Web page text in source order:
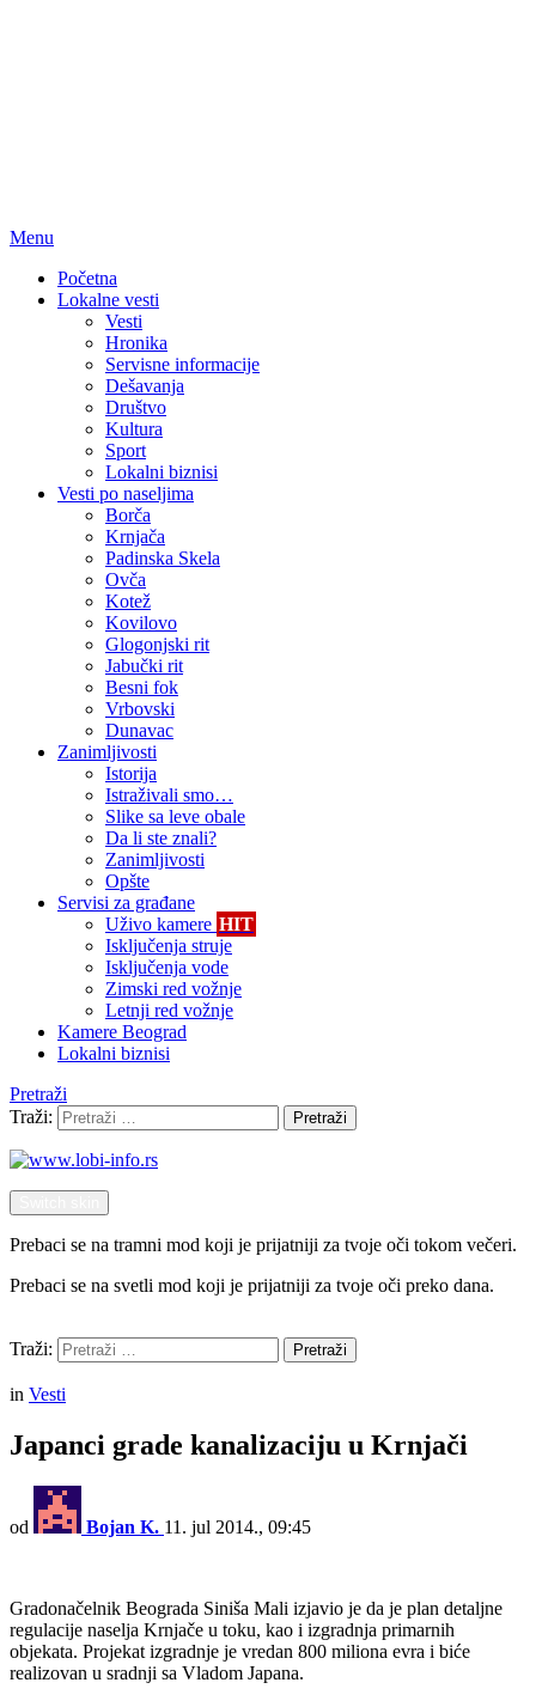
Menu
Početna
Lokalne vesti
Vesti
Hronika
Servisne informacije
Dešavanja
Društvo
Kultura
Sport
Lokalni biznisi
Vesti po naseljima
Borča
Krnjača
Padinska Skela
Ovča
Kotež
Kovilovo
Glogonjski rit
Jabučki rit
Besni fok
Vrbovski
Dunavac
Zanimljivosti
Istorija
Istraživali smo…
Slike sa leve obale
Da li ste znali?
Zanimljivosti
Opšte
Servisi za građane
Uživo kamere HIT
Isključenja struje
Isključenja vode
Zimski red vožnje
Letnji red vožnje
Kamere Beograd
Lokalni biznisi
Pretraži
Traži:
Pretraži
Prebaci se na tramni mod koji je prijatniji za tvoje oči tokom večeri.
Prebaci se na svetli mod koji je prijatniji za tvoje oči preko dana.
Traži:
Pretraži
in Vesti
Japanci grade kanalizaciju u Krnjači
od Bojan K. 11. jul 2014., 09:45
Gradonačelnik Beograda Siniša Mali izjavio je da je plan detaljne
regulacije naselja Krnjače u toku, kao i izgradnja primarnih
objekata. Projekat izgradnje je vredan 800 miliona evra i biće
realizovan u sradnji sa Vladom Japana.